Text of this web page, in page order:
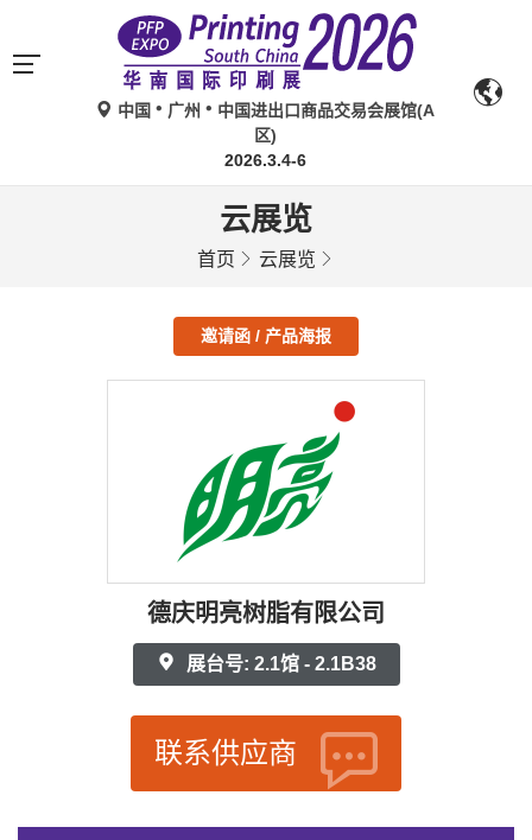
中国 广州
中国进出口商品交易会展馆(A
区)
2026.3.4-6
云展览
首页 云展览
邀请函 / 产品海报
德庆明亮树脂有限公司
展台号: 2.1馆 - 2.1B38
联系供应商